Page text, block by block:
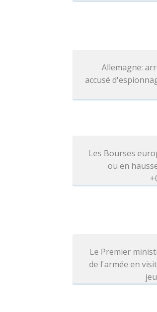
Allemagne:
accusé
Les Bourses
ou en
Le Premier
de l'armée en